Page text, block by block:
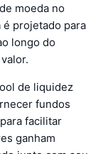
moeda no
é projetado para
longo do
de liquidez
fundos
facilitar
ganham